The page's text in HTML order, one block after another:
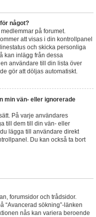
något?
på forumet.
att visas i din kontrollpanel
och skicka personliga
kan inlägg från dessa
användare till din lista över
gör att döljas automatiskt.
min vän- eller ignorerade
På varje användares
till dem till din vän- eller
lägga till användare direkt
Du kan också ta bort
forumsidor och trådsidor.
“Avancerad sökning”-länken
nås kan variera beroende